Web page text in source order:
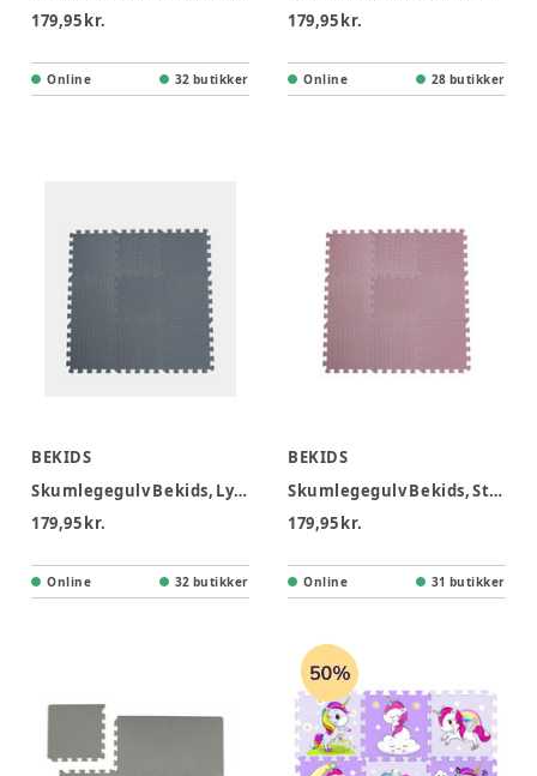
179,95 kr.
Online 32 butikker
179,95 kr.
Online 28 butikker
BEKIDS
Skumlegegulv Bekids, Lysgrå 9 stk
179,95 kr.
Online 32 butikker
BEKIDS
Skumlegegulv Bekids, Støvet Rosa 9 stk
179,95 kr.
Online 31 butikker